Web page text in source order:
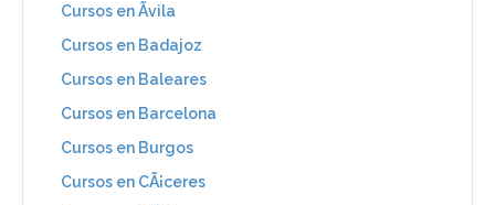
Cursos en Ãvila
Cursos en Badajoz
Cursos en Baleares
Cursos en Barcelona
Cursos en Burgos
Cursos en CÃ¡ceres